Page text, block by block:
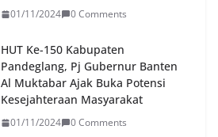
01/11/2024 0 Comments
HUT Ke-150 Kabupaten
Pandeglang, Pj Gubernur Banten
Al Muktabar Ajak Buka Potensi
Kesejahteraan Masyarakat
01/11/2024 0 Comments